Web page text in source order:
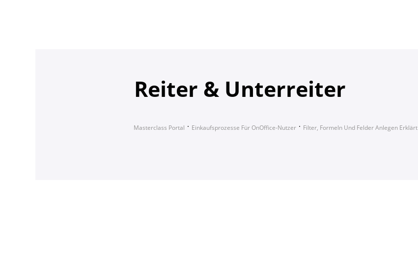
Reiter & Unterreiter
Masterclass Portal Einkaufsprozesse Für OnOffice-Nutzer Filter, Formeln Und Felder Anlegen Erklärt